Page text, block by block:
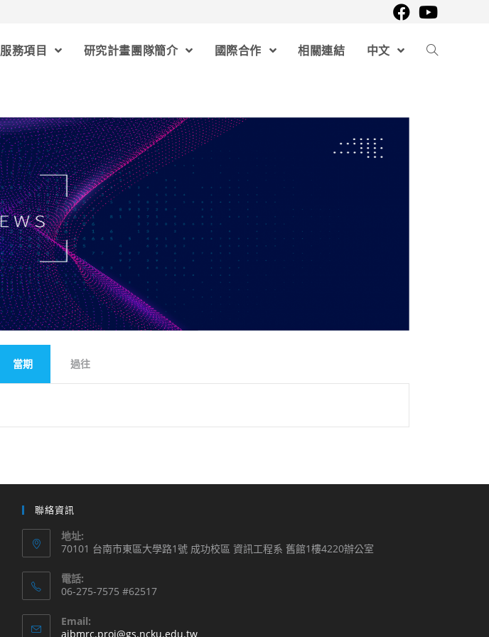
服務項目 研究計畫團隊簡介 國際合作 相關連結 中文
當期 過往
聯絡資訊
地址:
70101 台南市東區大學路1號 成功校區 資訊工程系 舊館1樓4220辦公室
電話:
06-275-7575 #62517
Email:
aibmrc.proj@gs.ncku.edu.tw